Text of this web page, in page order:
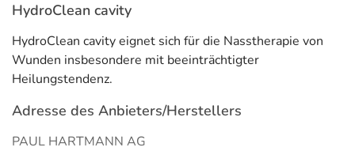
HydroClean cavity
HydroClean cavity eignet sich für die Nasstherapie von
Wunden insbesondere mit beeinträchtigter
Heilungstendenz.
Adresse des Anbieters/Herstellers
PAUL HARTMANN AG